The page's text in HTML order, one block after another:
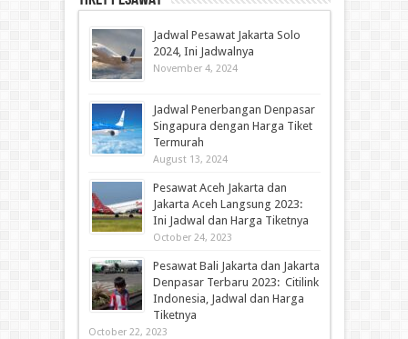
Jadwal Pesawat Jakarta Solo
2024, Ini Jadwalnya
November 4, 2024
Jadwal Penerbangan Denpasar
Singapura dengan Harga Tiket
Termurah
August 13, 2024
Pesawat Aceh Jakarta dan
Jakarta Aceh Langsung 2023:
Ini Jadwal dan Harga Tiketnya
October 24, 2023
Pesawat Bali Jakarta dan Jakarta
Denpasar Terbaru 2023: Citilink
Indonesia, Jadwal dan Harga
Tiketnya
October 22, 2023